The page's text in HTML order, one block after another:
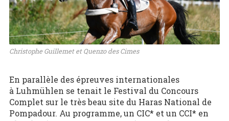
Christophe Guillemet et Quenzo des Cimes
En parallèle des épreuves internationales
à Luhmühlen se tenait le Festival du Concours
Complet sur le très beau site du Haras National de
Pompadour. Au programme, un CIC* et un CCI* en